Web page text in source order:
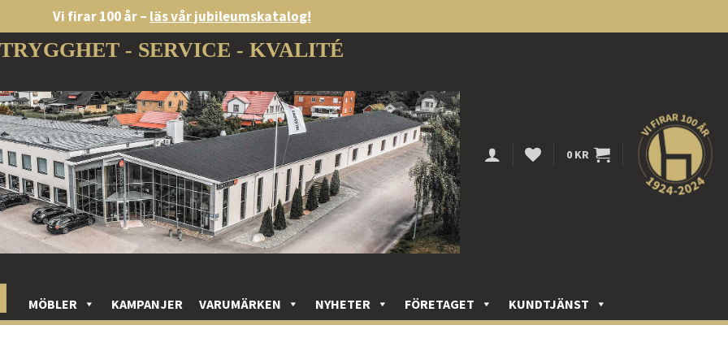
Vi firar 100 år – läs vår jubileumskatalog!
TRYGGHET - SERVICE - KVALITÉ
0 KR
MÖBLER KAMPANJER VARUMÄRKEN NYHETER FÖRETAGET KUNDTJÄNST